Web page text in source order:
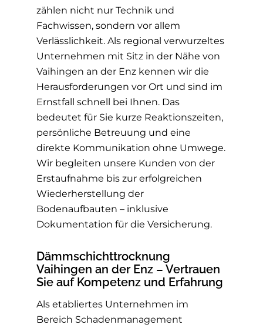
zählen nicht nur Technik und
Fachwissen, sondern vor allem
Verlässlichkeit. Als regional verwurzeltes
Unternehmen mit Sitz in der Nähe von
Vaihingen an der Enz kennen wir die
Herausforderungen vor Ort und sind im
Ernstfall schnell bei Ihnen. Das
bedeutet für Sie kurze Reaktionszeiten,
persönliche Betreuung und eine
direkte Kommunikation ohne Umwege.
Wir begleiten unsere Kunden von der
Erstaufnahme bis zur erfolgreichen
Wiederherstellung der
Bodenaufbauten – inklusive
Dokumentation für die Versicherung.
Dämmschichttrocknung
Vaihingen an der Enz – Vertrauen
Sie auf Kompetenz und Erfahrung
Als etabliertes Unternehmen im
Bereich Schadenmanagement